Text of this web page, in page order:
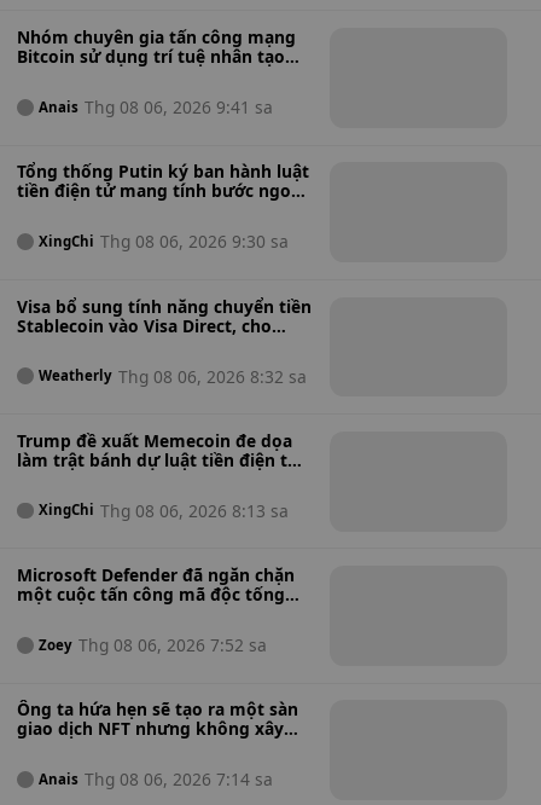
Nhóm chuyên gia tấn công mạng
Bitcoin sử dụng trí tuệ nhân tạo
"cực kỳ tồi tệ" sau khi phát hiện
hàng nghìn lỗ hổng phần mềm
Anais Thg 08 06, 2026 9:41 sa
Tổng thống Putin ký ban hành luật
tiền điện tử mang tính bước ngoặt,
được quản lý tại Nga.
XingChi Thg 08 06, 2026 9:30 sa
Visa bổ sung tính năng chuyển tiền
Stablecoin vào Visa Direct, cho
thanh toán xuyên biên giới nhanh
hơn.Weatherly Thg 08 06, 2026 8:32 sa
Trump đề xuất Memecoin đe dọa
làm trật bánh dự luật tiền điện tử
XingChi Thg 08 06, 2026 8:13 sa
Microsoft Defender đã ngăn chặn
một cuộc tấn công mã độc tống
giây — Đây là cách nó đã làm được
điều đó.
Zoey Thg 08 06, 2026 7:52 sa
Ông ta hứa hẹn sẽ tạo ra một sàn
giao dịch NFT nhưng không xây
buộc người sáng lập NFT đã đánh
bạc thua tiền của nhà đầu tư để
Anais Thg 08 06, 2026 7:14 sa